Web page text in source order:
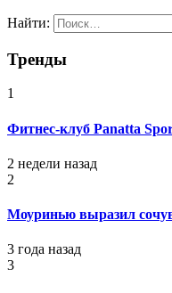
Найти:
Тренды
1
Фитнес-клуб Panatta
2 недели назад
2
Моуринью выразил
3 года назад
3